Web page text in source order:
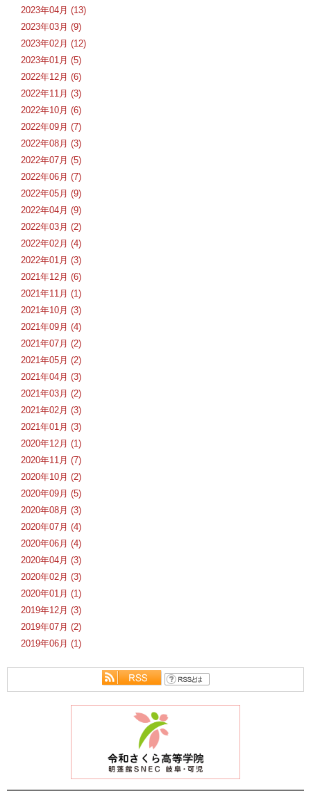
2023年04月 (13)
2023年03月 (9)
2023年02月 (12)
2023年01月 (5)
2022年12月 (6)
2022年11月 (3)
2022年10月 (6)
2022年09月 (7)
2022年08月 (3)
2022年07月 (5)
2022年06月 (7)
2022年05月 (9)
2022年04月 (9)
2022年03月 (2)
2022年02月 (4)
2022年01月 (3)
2021年12月 (6)
2021年11月 (1)
2021年10月 (3)
2021年09月 (4)
2021年07月 (2)
2021年05月 (2)
2021年04月 (3)
2021年03月 (2)
2021年02月 (3)
2021年01月 (3)
2020年12月 (1)
2020年11月 (7)
2020年10月 (2)
2020年09月 (5)
2020年08月 (3)
2020年07月 (4)
2020年06月 (4)
2020年04月 (3)
2020年02月 (3)
2020年01月 (1)
2019年12月 (3)
2019年07月 (2)
2019年06月 (1)